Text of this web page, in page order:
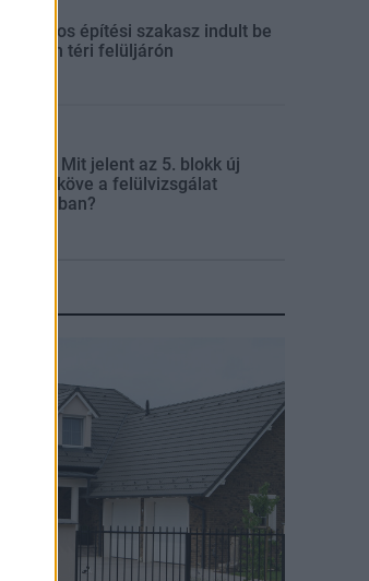
Látványos építési szakasz indult be
a Flórián téri felüljárón
Paks II.: Mit jelent az 5. blokk új
mérföldköve a felülvizsgálat
árnyékában?